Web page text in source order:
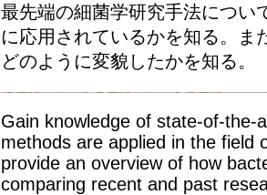
最先端の細菌学研究手法につい
に応用されているかを知る。ま
どのように変貌したかを知る。
Gain knowledge of state-of-the-
methods are applied in the field
provide an overview of how
comparing recent and past